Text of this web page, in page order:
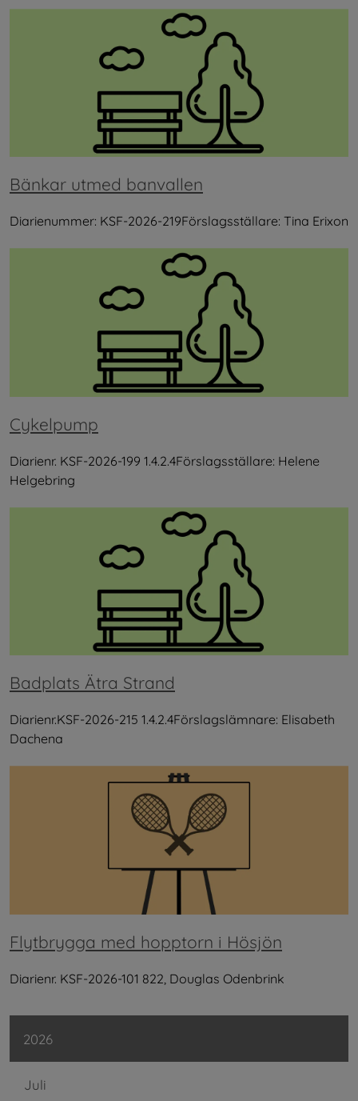
Bänkar utmed banvallen
Diarienummer: KSF-2026-219Förslagsställare: Tina Erixon
Cykelpump
Diarienr. KSF-2026-199 1.4.2.4Förslagsställare: Helene
Helgebring
Badplats Ätra Strand
Diarienr.KSF-2026-215 1.4.2.4Förslagslämnare: Elisabeth
Dachena
Flytbrygga med hopptorn i Hösjön
Diarienr. KSF-2026-101 822, Douglas Odenbrink
2026
Juli